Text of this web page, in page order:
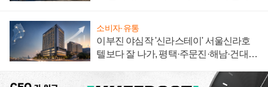
소비자·유통
이부진 야심작 '신라스테이' 서울신라호
텔보다 잘 나가, 평택·주문진·해남·건대로